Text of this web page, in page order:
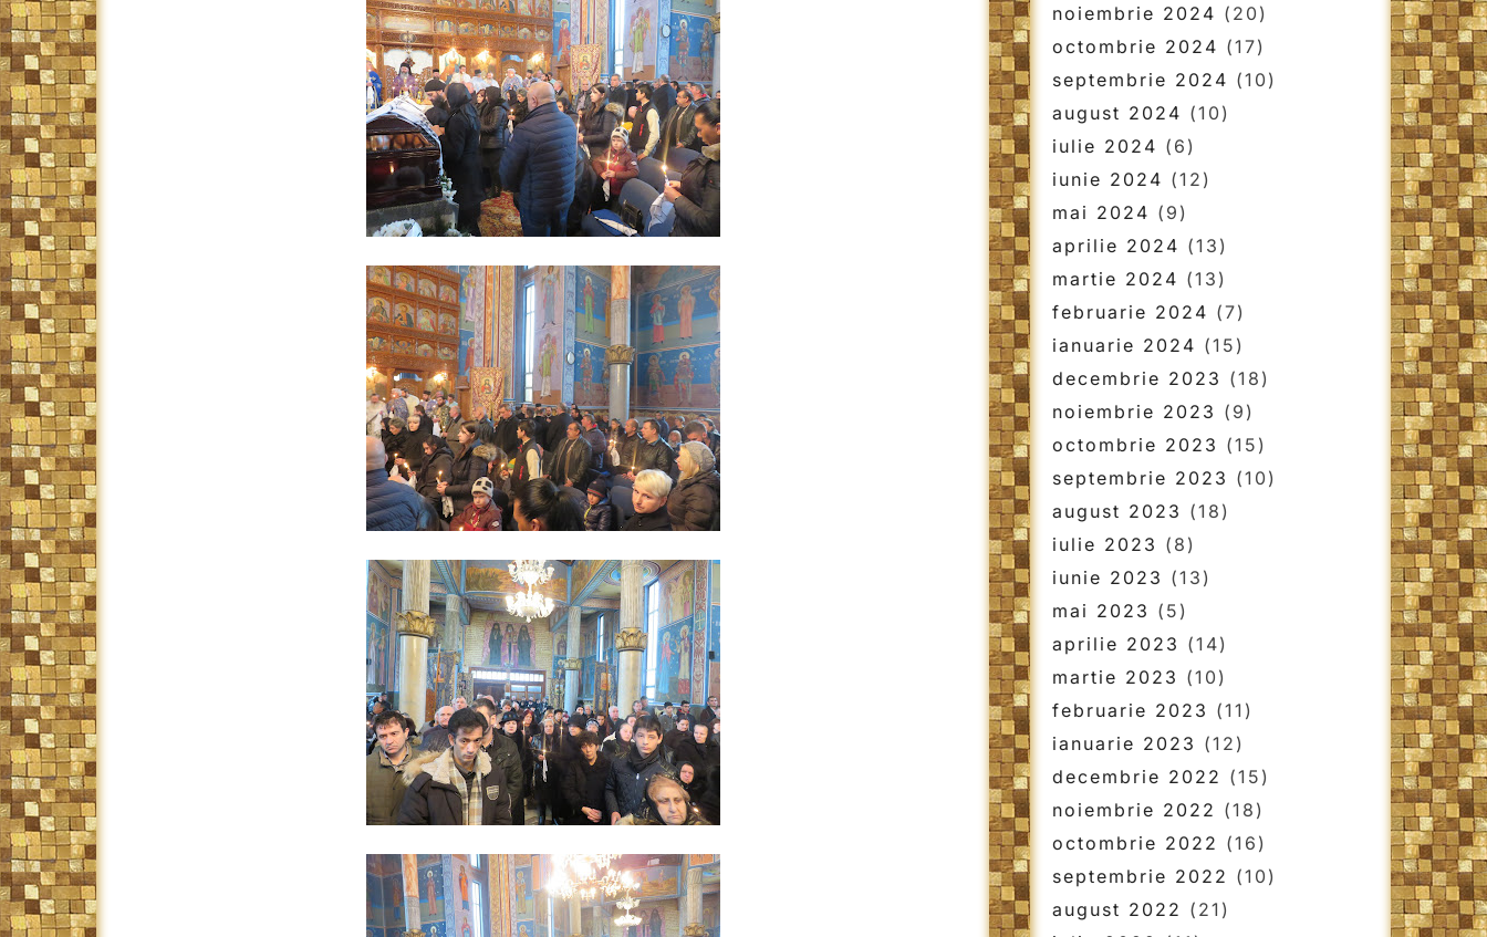
noiembrie 2024 (20)
octombrie 2024 (17)
septembrie 2024 (10)
august 2024 (10)
iulie 2024 (6)
iunie 2024 (12)
mai 2024 (9)
aprilie 2024 (13)
martie 2024 (13)
februarie 2024 (7)
ianuarie 2024 (15)
decembrie 2023 (18)
noiembrie 2023 (9)
octombrie 2023 (15)
septembrie 2023 (10)
august 2023 (18)
iulie 2023 (8)
iunie 2023 (13)
mai 2023 (5)
aprilie 2023 (14)
martie 2023 (10)
februarie 2023 (11)
ianuarie 2023 (12)
decembrie 2022 (15)
noiembrie 2022 (18)
octombrie 2022 (16)
septembrie 2022 (10)
august 2022 (21)